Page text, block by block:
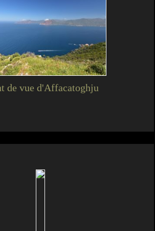
de vue d'Affacatoghju